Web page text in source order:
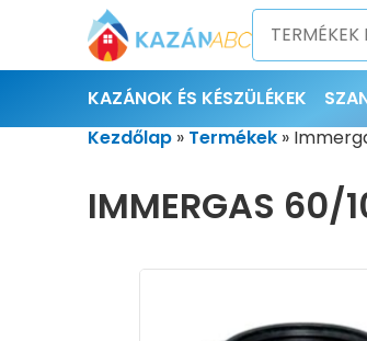
KAZÁNOK ÉS KÉSZÜLÉKEK
Kezdőlap » Termékek »
IMMERGAS 60/